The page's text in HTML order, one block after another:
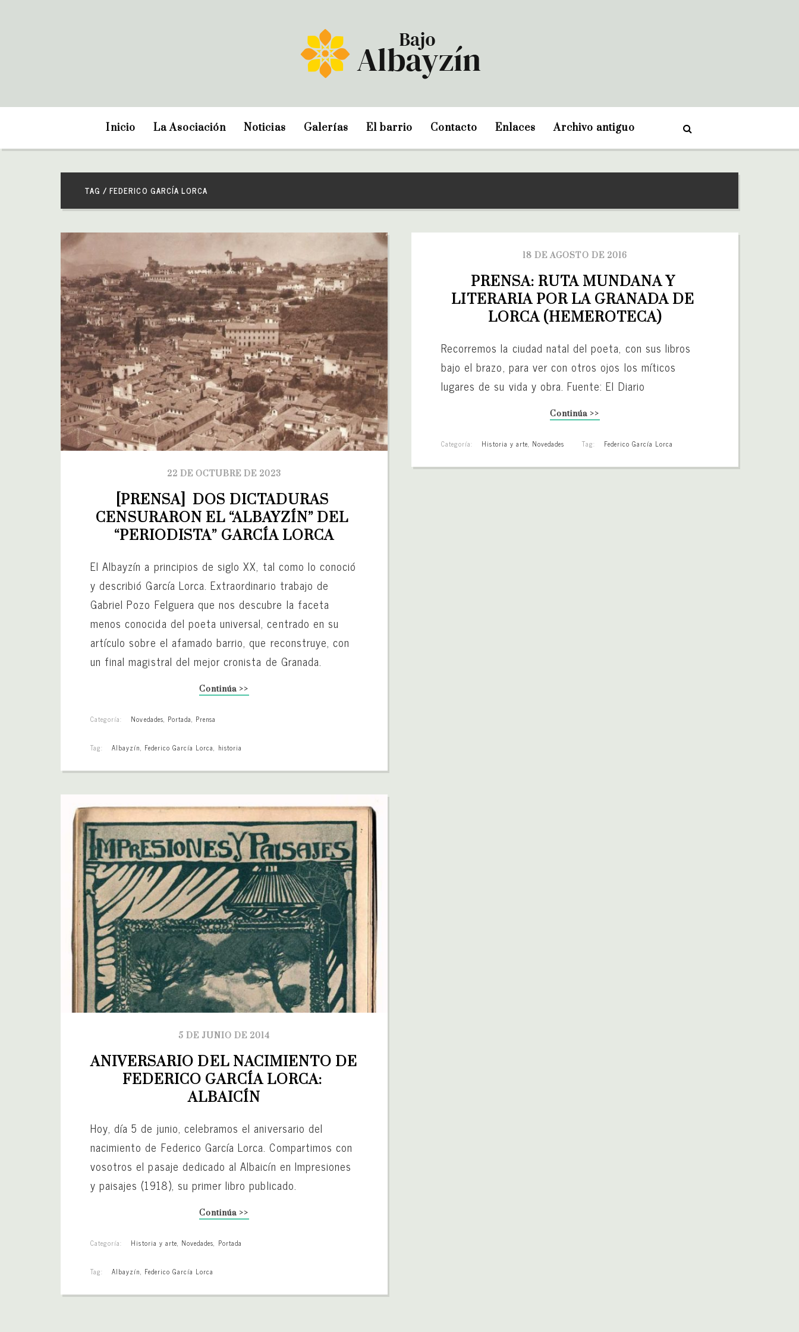
Inicio La Asociación Noticias Galerías El barrio Contacto Enlaces Archivo antiguo
TAG / FEDERICO GARCÍA LORCA
22 DE OCTUBRE DE 2023
[PRENSA]  DOS DICTADURAS
CENSURARON EL “ALBAYZÍN” DEL
“PERIODISTA” GARCÍA LORCA
El Albayzín a principios de siglo XX, tal como lo conoció
y describió García Lorca. Extraordinario trabajo de
Gabriel Pozo Felguera que nos descubre la faceta
menos conocida del poeta universal, centrado en su
artículo sobre el afamado barrio, que reconstruye, con
un final magistral del mejor cronista de Granada.
Continúa >>
Categoría: Novedades, Portada, Prensa
Tag: Albayzín, Federico García Lorca, historia
18 DE AGOSTO DE 2016
PRENSA: RUTA MUNDANA Y
LITERARIA POR LA GRANADA DE
LORCA (HEMEROTECA)
Recorremos la ciudad natal del poeta, con sus libros
bajo el brazo, para ver con otros ojos los míticos
lugares de su vida y obra. Fuente: El Diario
Continúa >>
Categoría: Historia y arte, Novedades Tag: Federico García Lorca
5 DE JUNIO DE 2014
ANIVERSARIO DEL NACIMIENTO DE
FEDERICO GARCÍA LORCA:
ALBAICÍN
Hoy, día 5 de junio, celebramos el aniversario del
nacimiento de Federico García Lorca. Compartimos con
vosotros el pasaje dedicado al Albaicín en Impresiones
y paisajes (1918), su primer libro publicado.
Continúa >>
Categoría: Historia y arte, Novedades, Portada
Tag: Albayzín, Federico García Lorca